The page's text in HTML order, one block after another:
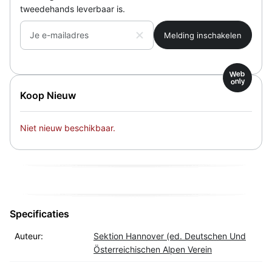
tweedehands leverbaar is.
Je e-mailadres
Koop Nieuw
Web
only
Niet nieuw beschikbaar.
Specificaties
Auteur:
Sektion Hannover (ed. Deutschen Und
Österreichischen Alpen Verein